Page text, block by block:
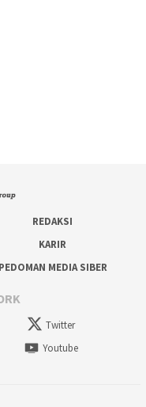
REDAKSI
KARIR
PEDOMAN MEDIA SIBER
Twitter
Youtube